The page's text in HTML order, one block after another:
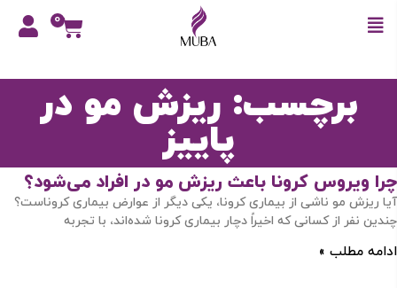
0
برچسب: ریزش مو در
پاییز
چرا ویروس کرونا باعث ریزش مو در افراد می‌شود؟
آیا ریزش مو ناشی از بیماری کرونا، یکی دیگر از عوارض بیماری کروناست؟
چندین نفر از کسانی که اخیراً دچار بیماری کرونا شده‌اند، با تجربه
ادامه مطلب »